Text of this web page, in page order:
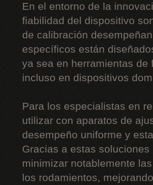
En el entorno de la
fiabilidad del dispositivo
de calibración
específicos están
ya sea en herramientas
incluso en dispositivos
Para los especialistas en
utilizar con aparatos de
desempeño uniforme y
Gracias a estas
minimizar notablemente
los rodamientos,